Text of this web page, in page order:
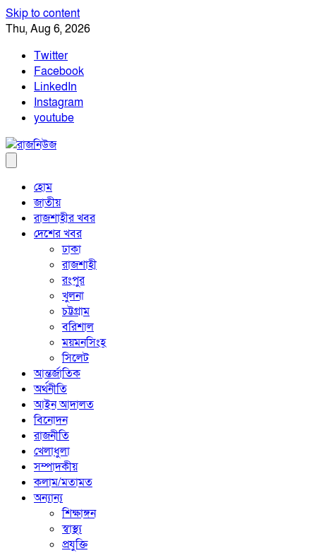
Skip to content
Thu, Aug 6, 2026
Twitter
Facebook
LinkedIn
Instagram
youtube
হোম
জাতীয়
রাজশাহীর খবর
দেশের খবর
ঢাকা
রাজশাহী
রংপুর
খুলনা
চট্টগ্রাম
বরিশাল
ময়মনসিংহ
সিলেট
আন্তর্জাতিক
অর্থনীতি
আইন আদালত
বিনোদন
রাজনীতি
খেলাধুলা
সম্পাদকীয়
কলাম/মতামত
অন্যান্য
শিক্ষাঙ্গন
স্বাস্থ্য
প্রযুক্তি